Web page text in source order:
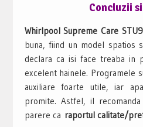
Concluzii
Whirlpool Supreme Care
buna, fiind un model spatios
declara ca isi face treaba in
excelent hainele. Programele
auxiliare foarte utile, iar
promite. Astfel, il
parere ca raportul calitate/